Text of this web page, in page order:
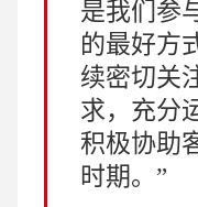
是我们参
的最好方
续密切关
求，充分
积极协助
时期。